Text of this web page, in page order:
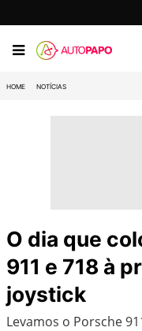
HOME NOTÍCIAS
O dia que
911 e 718 à
joystick
Levamos o Porsche